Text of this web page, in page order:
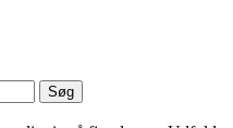
Søg